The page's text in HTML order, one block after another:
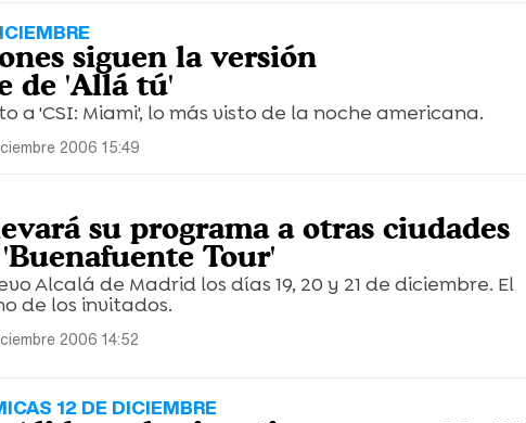
siguen la versión
de 'Allá tú'
a 'CSI: Miami', lo más visto de la noche americana.
2006 15:49
su programa a otras ciudades
Tour'
Alcalá de Madrid los días 19, 20 y 21 de diciembre. El
de los invitados.
2006 14:52
12 DE DICIEMBRE